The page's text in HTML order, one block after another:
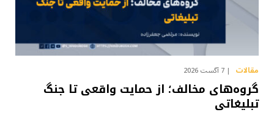
مقالات 7 آگست 2026
گروه‌های مخالف؛ از حمایت واقعی تا جنگ
تبلیغاتی